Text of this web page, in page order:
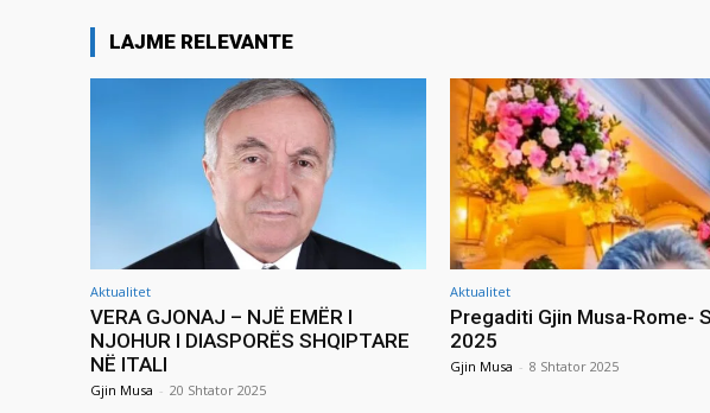
LAJME RELEVANTE
Aktualitet
VERA GJONAJ – NJË EMËR I
NJOHUR I DIASPORËS SHQIPTARE
NË ITALI
Gjin Musa - 20 Shtator 2025
Aktualitet
Pregaditi Gjin Musa-Rome-
2025
Gjin Musa - 8 Shtator 2025